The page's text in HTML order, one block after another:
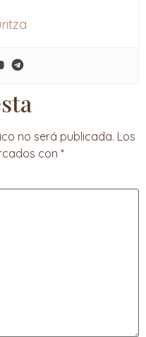
no será publicada. Los
con *